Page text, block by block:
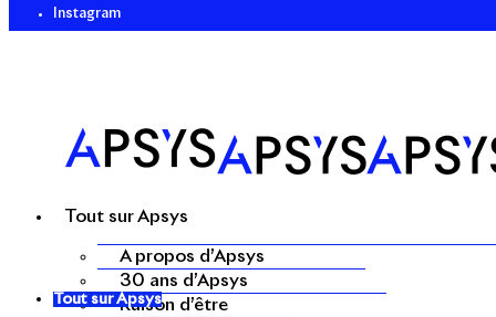
Instagram
Tout sur Apsys
A propos d’Apsys
30 ans d’Apsys
Raison d’être
Tout sur Apsys